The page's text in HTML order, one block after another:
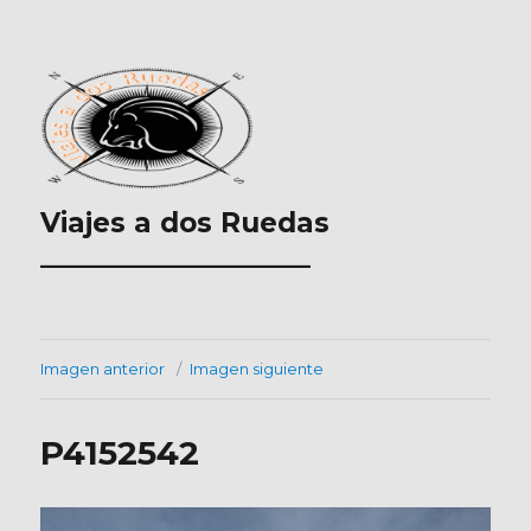
Viajes a dos Ruedas
___________________
Imagen anterior Imagen siguiente
P4152542